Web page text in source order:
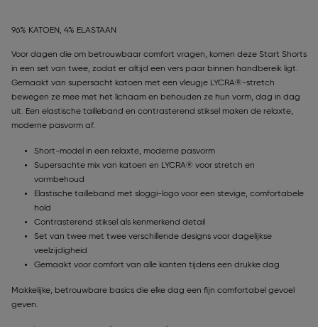
96% KATOEN, 4% ELASTAAN
Voor dagen die om betrouwbaar comfort vragen, komen deze Start Shorts
in een set van twee, zodat er altijd een vers paar binnen handbereik ligt.
Gemaakt van supersacht katoen met een vleugje LYCRA®-stretch
bewegen ze mee met het lichaam en behouden ze hun vorm, dag in dag
uit. Een elastische tailleband en contrasterend stiksel maken de relaxte,
moderne pasvorm af.
Short-model in een relaxte, moderne pasvorm
Supersachte mix van katoen en LYCRA® voor stretch en
vormbehoud
Elastische tailleband met sloggi-logo voor een stevige, comfortabele
hold
Contrasterend stiksel als kenmerkend detail
Set van twee met twee verschillende designs voor dagelijkse
veelzijdigheid
Gemaakt voor comfort van alle kanten tijdens een drukke dag
Makkelijke, betrouwbare basics die elke dag een fijn comfortabel gevoel
geven.